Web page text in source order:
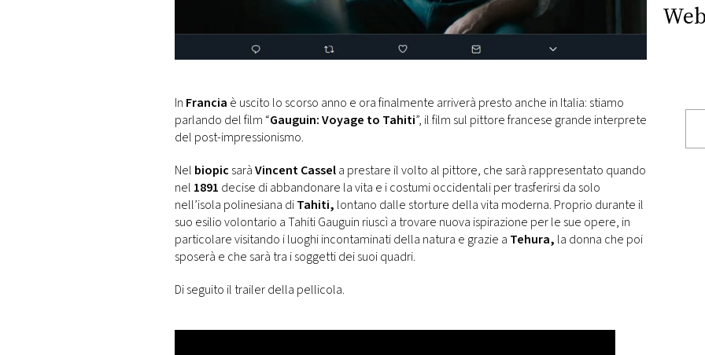
MONACO
In Francia è uscito lo scorso anno e ora finalmente arriverà presto anche in Italia: stiamo
parlando del film “Gauguin: Voyage to Tahiti”, il film sul pittore francese grande interprete
del post-impressionismo.
Nel biopic saràVincent Cassela prestare il volto al pittore, che sarà rappresentato quando
nel 1891 decise di abbandonare la vita e i costumi occidentali per trasferirsi da solo
nell’isola polinesiana diTahiti, lontano dalle storture della vita moderna. Proprio durante il
suo esilio volontario a Tahiti Gauguin riuscì a trovare nuova ispirazione per le sue opere, in
particolare visitando i luoghi incontaminati della natura e grazie a Tehura, la donna che poi
sposerà e che sarà tra i soggetti dei suoi quadri.
Di seguito il trailer della pellicola.